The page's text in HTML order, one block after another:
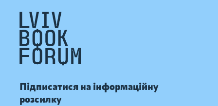
Підписатися на інформаційну
розсилку